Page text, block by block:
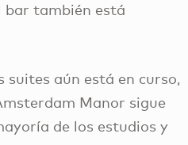
bar también está
suites aún está en curso,
Manor sigue
de los estudios y